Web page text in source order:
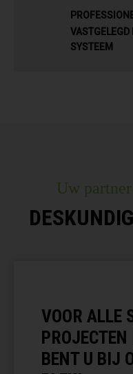
VASTGELEGD
SYSTEEM
Uw
VOOR ALLE
BENT U BIJ